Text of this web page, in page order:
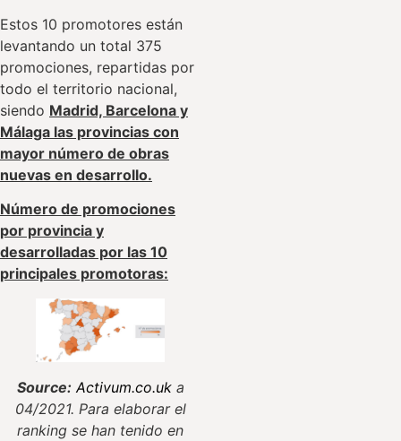
Estos 10 promotores están
levantando un total 375
promociones, repartidas por
todo el territorio nacional,
siendo Madrid, Barcelona y
Málaga las provincias con
mayor número de obras
nuevas en desarrollo.
Número de promociones
por provincia y
desarrolladas por las 10
principales promotoras:
Source: Activum.co.uka
04/2021. Para elaborar el
ranking se han tenido en